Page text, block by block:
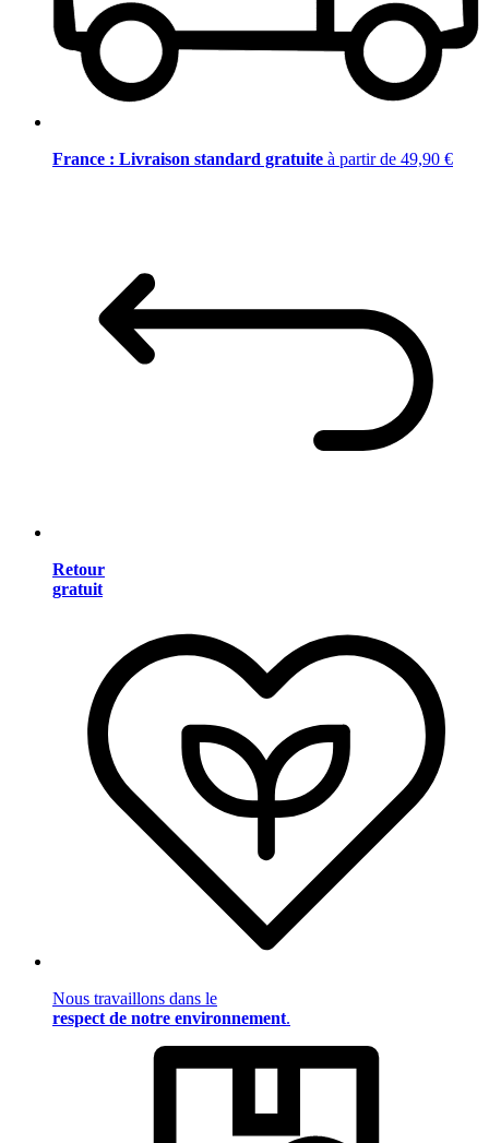
France : Livraison standard gratuite à partir de 49,90 €
Retour
gratuit
Nous travaillons dans le
respect de notre environnement.